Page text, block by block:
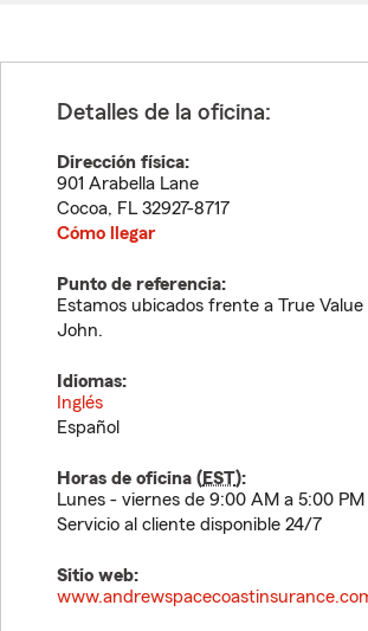
Detalles de la oficina:
Dirección física:
901 Arabella Lane
Cocoa, FL 32927-8717
Cómo llegar
Punto de referencia:
Estamos ubicados frente a True
John.
Idiomas:
Inglés
Español
Horas de oficina (EST):
Lunes - viernes de 9:00 AM a 5:00 PM
Servicio al cliente disponible 24/7
Sitio web: